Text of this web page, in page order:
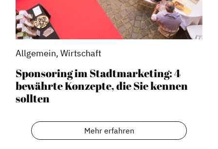
Allgemein, Wirtschaft
Sponsoring im Stadtmarketing: 4
bewährte Konzepte, die Sie kennen
sollten
Mehr erfahren